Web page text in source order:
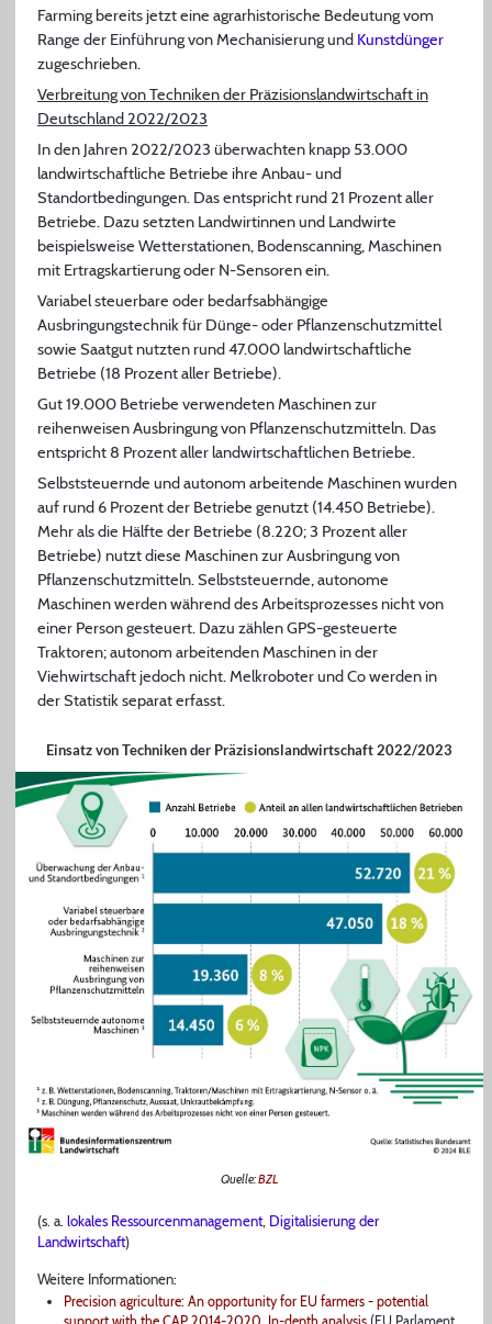
Farming bereits jetzt eine agrarhistorische Bedeutung vom
Range der Einführung von Mechanisierung und Kunstdünger
zugeschrieben.
Verbreitung von Techniken der Präzisionslandwirtschaft in
Deutschland 2022/2023
In den Jahren 2022/2023 überwachten knapp 53.000
landwirtschaftliche Betriebe ihre Anbau- und
Standortbedingungen. Das entspricht rund 21 Prozent aller
Betriebe. Dazu setzten Landwirtinnen und Landwirte
beispielsweise Wetterstationen, Bodenscanning, Maschinen
mit Ertragskartierung oder N-Sensoren ein.
Variabel steuerbare oder bedarfsabhängige
Ausbringungstechnik für Dünge- oder Pflanzenschutzmittel
sowie Saatgut nutzten rund 47.000 landwirtschaftliche
Betriebe (18 Prozent aller Betriebe).
Gut 19.000 Betriebe verwendeten Maschinen zur
reihenweisen Ausbringung von Pflanzenschutzmitteln. Das
entspricht 8 Prozent aller landwirtschaftlichen Betriebe.
Selbststeuernde und autonom arbeitende Maschinen wurden
auf rund 6 Prozent der Betriebe genutzt (14.450 Betriebe).
Mehr als die Hälfte der Betriebe (8.220; 3 Prozent aller
Betriebe) nutzt diese Maschinen zur Ausbringung von
Pflanzenschutzmitteln. Selbststeuernde, autonome
Maschinen werden während des Arbeitsprozesses nicht von
einer Person gesteuert. Dazu zählen GPS-gesteuerte
Traktoren; autonom arbeitenden Maschinen in der
Viehwirtschaft jedoch nicht. Melkroboter und Co werden in
der Statistik separat erfasst.
Einsatz von Techniken der Präzisionslandwirtschaft 2022/2023
Quelle:BZL
(s. a. lokales Ressourcenmanagement, Digitalisierung der
Landwirtschaft)
Weitere Informationen:
Precision agriculture: An opportunity for EU farmers - potential